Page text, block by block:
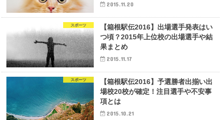
2015.11.20
スポーツ
【箱根駅伝2016】出場選手発表はい
つ頃？2015年上位校の出場選手や結
果まとめ
2015.11.17
スポーツ
【箱根駅伝2016】予選勝者出揃い出
場校20校が確定！注目選手や不安事
項とは
2015.10.21